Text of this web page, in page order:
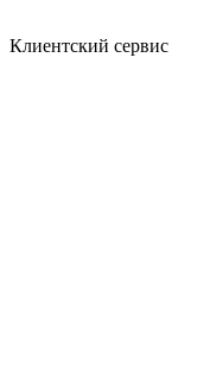
Клиентский сервис